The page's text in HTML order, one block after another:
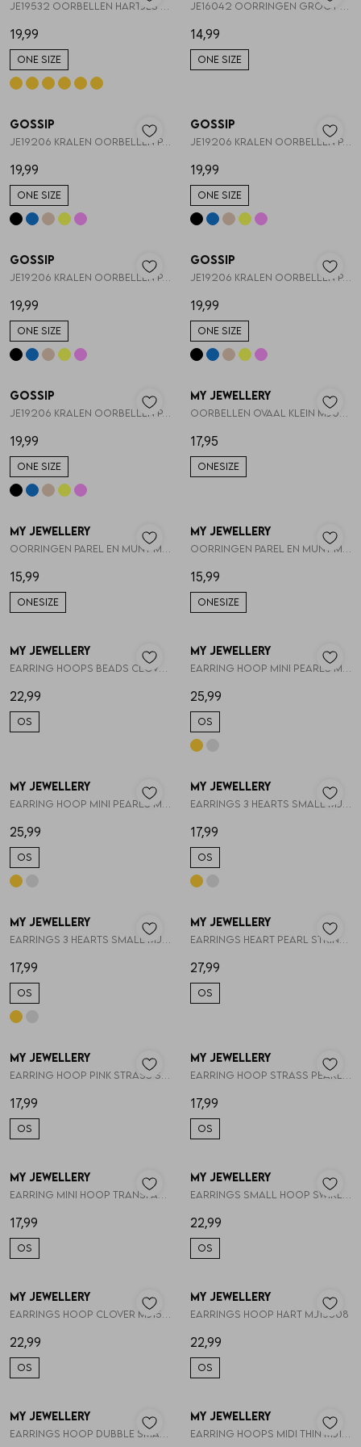
19,99
ONE SIZE
14,99
ONE SIZE
1/2
Gossip
JE19206 KRALEN OORBELLEN PAREL EN HARTJE
19,99
ONE SIZE
1/2
Gossip
JE19206 KRALEN OORBELLEN PAREL EN HARTJE
19,99
ONE SIZE
1/2
Gossip
JE19206 KRALEN OORBELLEN PAREL EN HARTJE
19,99
ONE SIZE
1/2
Gossip
JE19206 KRALEN OORBELLEN PAREL EN HARTJE
19,99
ONE SIZE
1/2
Gossip
JE19206 KRALEN OORBELLEN PAREL EN HARTJE
19,99
ONE SIZE
1 /2
My Jewellery
17,95
ONESIZE
1 /2
My Jewellery
15,99
ONESIZE
1 /2
My Jewellery
15,99
ONESIZE
1 /2
My Jewellery
22,99
OS
1 /2
My Jewellery
25,99
OS
1 /2
My Jewellery
25,99
OS
1 /2
My Jewellery
17,99
OS
1 /2
My Jewellery
17,99
OS
1 /2
My Jewellery
27,99
OS
1 /2
My Jewellery
17,99
OS
1 /2
My Jewellery
17,99
OS
1 /2
My Jewellery
17,99
OS
1 /2
My Jewellery
22,99
OS
1 /2
My Jewellery
22,99
OS
1 /2
My Jewellery
Earrings hoop hart MJ15508
22,99
OS
1 /2
My Jewellery 1 /2
My Jewellery